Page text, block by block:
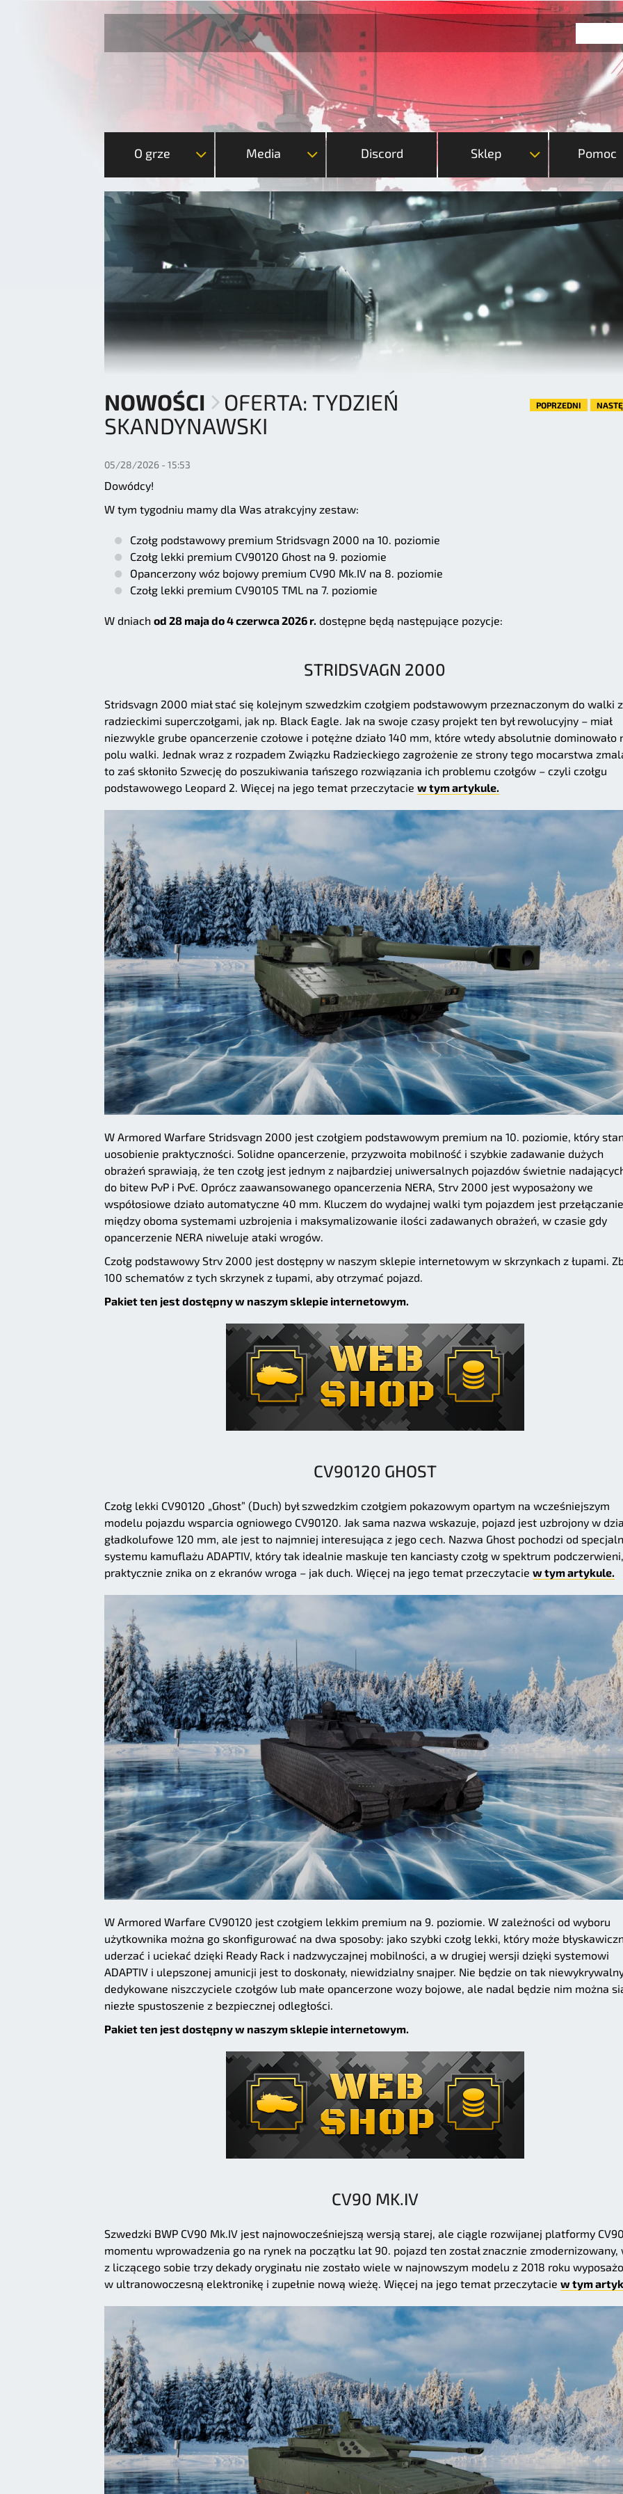
O grze Media Discord Sklep Pomoc
NOWOŚCI
OFERTA: TYDZIEŃ
SKANDYNAWSKI
POPRZEDNI
05/28/2026 - 15:53
Dowódcy!
W tym tygodniu mamy dla Was atrakcyjny zestaw:
Czołg podstawowy premium Stridsvagn 2000 na 10. poziomie
Czołg lekki premium CV90120 Ghost na 9. poziomie
Opancerzony wóz bojowy premium CV90 Mk.IV na 8. poziomie
Czołg lekki premium CV90105 TML na 7. poziomie
W dniach od 28 maja do 4 czerwca 2026 r. dostępne będą następujące pozycje:
STRIDSVAGN 2000
Stridsvagn 2000 miał stać się kolejnym szwedzkim czołgiem podstawowym przeznaczonym do walki z
radzieckimi superczołgami, jak np. Black Eagle. Jak na swoje czasy projekt ten był rewolucyjny – miał
niezwykle grube opancerzenie czołowe i potężne działo 140 mm, które wtedy absolutnie dominowało
polu walki. Jednak wraz z rozpadem Związku Radzieckiego zagrożenie ze strony tego mocarstwa
to zaś skłoniło Szwecję do poszukiwania tańszego rozwiązania ich problemu czołgów – czyli czołgu
podstawowego Leopard 2. Więcej na jego temat przeczytacie w tym artykule.
W Armored Warfare Stridsvagn 2000 jest czołgiem podstawowym premium na 10. poziomie, który
uosobienie praktyczności. Solidne opancerzenie, przyzwoita mobilność i szybkie zadawanie dużych
obrażeń sprawiają, że ten czołg jest jednym z najbardziej uniwersalnych pojazdów świetnie
do bitew PvP i PvE. Oprócz zaawansowanego opancerzenia NERA, Strv 2000 jest wyposażony we
współosiowe działo automatyczne 40 mm. Kluczem do wydajnej walki tym pojazdem jest
między oboma systemami uzbrojenia i maksymalizowanie ilości zadawanych obrażeń, w czasie gdy
opancerzenie NERA niweluje ataki wrogów.
Czołg podstawowy Strv 2000 jest dostępny w naszym sklepie internetowym w skrzynkach z łupami.
100 schematów z tych skrzynek z łupami, aby otrzymać pojazd.
Pakiet ten jest dostępny w naszym sklepie internetowym.
CV90120 GHOST
Czołg lekki CV90120 „Ghost” (Duch) był szwedzkim czołgiem pokazowym opartym na wcześniejszym
modelu pojazdu wsparcia ogniowego CV90120. Jak sama nazwa wskazuje, pojazd jest uzbrojony w
gładkolufowe 120 mm, ale jest to najmniej interesująca z jego cech. Nazwa Ghost pochodzi od
systemu kamuflażu ADAPTIV, który tak idealnie maskuje ten kanciasty czołg w spektrum
praktycznie znika on z ekranów wroga – jak duch. Więcej na jego temat przeczytacie w tym artykule.
W Armored Warfare CV90120 jest czołgiem lekkim premium na 9. poziomie. W zależności od wyboru
użytkownika można go skonfigurować na dwa sposoby: jako szybki czołg lekki, który może
uderzać i uciekać dzięki Ready Rack i nadzwyczajnej mobilności, a w drugiej wersji dzięki systemowi
ADAPTIV i ulepszonej amunicji jest to doskonały, niewidzialny snajper. Nie będzie on tak
dedykowane niszczyciele czołgów lub małe opancerzone wozy bojowe, ale nadal będzie nim można
niezłe spustoszenie z bezpiecznej odległości.
Pakiet ten jest dostępny w naszym sklepie internetowym.
CV90 MK.IV
Szwedzki BWP CV90 Mk.IV jest najnowocześniejszą wersją starej, ale ciągle rozwijanej platformy
momentu wprowadzenia go na rynek na początku lat 90. pojazd ten został znacznie zmodernizowany,
z liczącego sobie trzy dekady oryginału nie zostało wiele w najnowszym modelu z 2018 roku
w ultranowoczesną elektronikę i zupełnie nową wieżę. Więcej na jego temat przeczytacie w tym